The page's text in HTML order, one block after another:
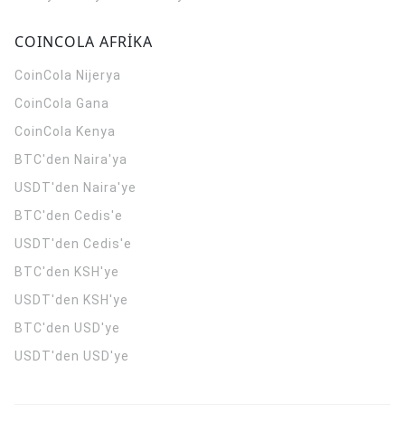
COINCOLA AFRİKA
CoinCola Nijerya
CoinCola Gana
CoinCola Kenya
BTC'den Naira'ya
USDT'den Naira'ye
BTC'den Cedis'e
USDT'den Cedis'e
BTC'den KSH'ye
USDT'den KSH'ye
BTC'den USD'ye
USDT'den USD'ye